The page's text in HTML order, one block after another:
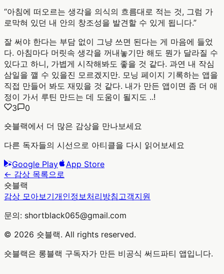
“아침에 떠오르는 생각을 의식의 흐름대로 적는 것, 그럼 가
로막혀 있던 내 안의 창조성을 발견할 수 있게 됩니다.”
잘 써야 한다는 부담 없이 그냥 쓰면 된다는 게 마음에 들었
다. 아침마다 머릿속 생각을 꺼내놓기만 해도 뭔가 달라질 수
있다고 하니, 가볍게 시작해봐도 좋을 것 같다. 과연 내 작심
삼일을 깰 수 있을진 모르겠지만. 모닝 페이지 기록하는 앱을
직접 만들어 봐도 재밌을 것 같다. 내가 만든 앱이면 좀 더 애
정이 가서 루틴 만드는 데 도움이 될지도 ..!
3
0
숏블랙에서 더 많은 감상을 만나보세요
다른 독자들의 시선으로 아티클을 다시 읽어보세요
Google Play
App Store
← 감상 목록으로
숏블랙
감상 모아보기개인정보처리방침 고객지원
문의: shortblack065@gmail.com
© 2026 숏블랙. All rights reserved.
숏블랙은 롱블랙 구독자가 만든 비공식 써드파티 앱입니다.